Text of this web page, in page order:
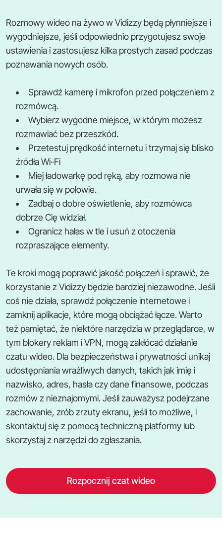
Rozmowy wideo na żywo w Vidizzy będą płynniejsze i
wygodniejsze, jeśli odpowiednio przygotujesz swoje
ustawienia i zastosujesz kilka prostych zasad podczas
poznawania nowych osób.
Sprawdź kamerę i mikrofon przed połączeniem z
rozmówcą.
Wybierz wygodne miejsce, w którym możesz
rozmawiać bez przeszkód.
Przetestuj prędkość internetu i trzymaj się blisko
źródła Wi-Fi
Miej ładowarkę pod ręką, aby rozmowa nie
urwała się w połowie.
Zadbaj o dobre oświetlenie, aby rozmówca
dobrze Cię widział.
Ogranicz hałas w tle i usuń z otoczenia
rozpraszające elementy.
Te kroki mogą poprawić jakość połączeń i sprawić, że
korzystanie z Vidizzy będzie bardziej niezawodne. Jeśli
coś nie działa, sprawdź połączenie internetowe i
zamknij aplikacje, które mogą obciążać łącze. Warto
też pamiętać, że niektóre narzędzia w przeglądarce, w
tym blokery reklam i VPN, mogą zakłócać działanie
czatu wideo. Dla bezpieczeństwa i prywatności unikaj
udostępniania wrażliwych danych, takich jak imię i
nazwisko, adres, hasła czy dane finansowe, podczas
rozmów z nieznajomymi. Jeśli zauważysz podejrzane
zachowanie, zrób zrzuty ekranu, jeśli to możliwe, i
skontaktuj się z pomocą techniczną platformy lub
skorzystaj z narzędzi do zgłaszania.
Rozpocznij czat wideo